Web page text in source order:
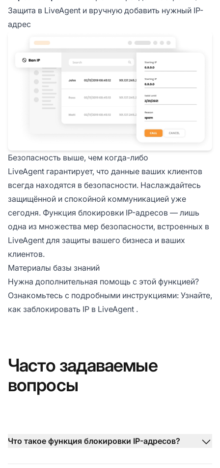
Защита в LiveAgent и вручную добавить нужный IP-
адрес
Безопасность выше, чем когда-либо
LiveAgent гарантирует, что данные ваших клиентов
всегда находятся в безопасности. Наслаждайтесь
защищённой и спокойной коммуникацией уже
сегодня. Функция блокировки IP-адресов — лишь
одна из множества мер безопасности, встроенных в
LiveAgent для защиты вашего бизнеса и ваших
клиентов.
Материалы базы знаний
Нужна дополнительная помощь с этой функцией?
Ознакомьтесь с подробными инструкциями: Узнайте,
как заблокировать IP в LiveAgent .
Часто задаваемые
вопросы
Что такое функция блокировки IP-адресов?